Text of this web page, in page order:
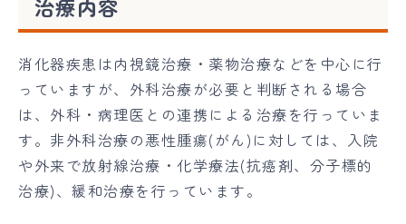
治療内容
消化器疾患は内視鏡治療・薬物治療などを中心に行
っていますが、外科治療が必要と判断される場合
は、外科・病理医との連携による治療を行っていま
す。非外科治療の悪性腫瘍(がん)に対しては、入院
や外来で放射線治療・化学療法(抗癌剤、分子標的
治療)、緩和治療を行っています。